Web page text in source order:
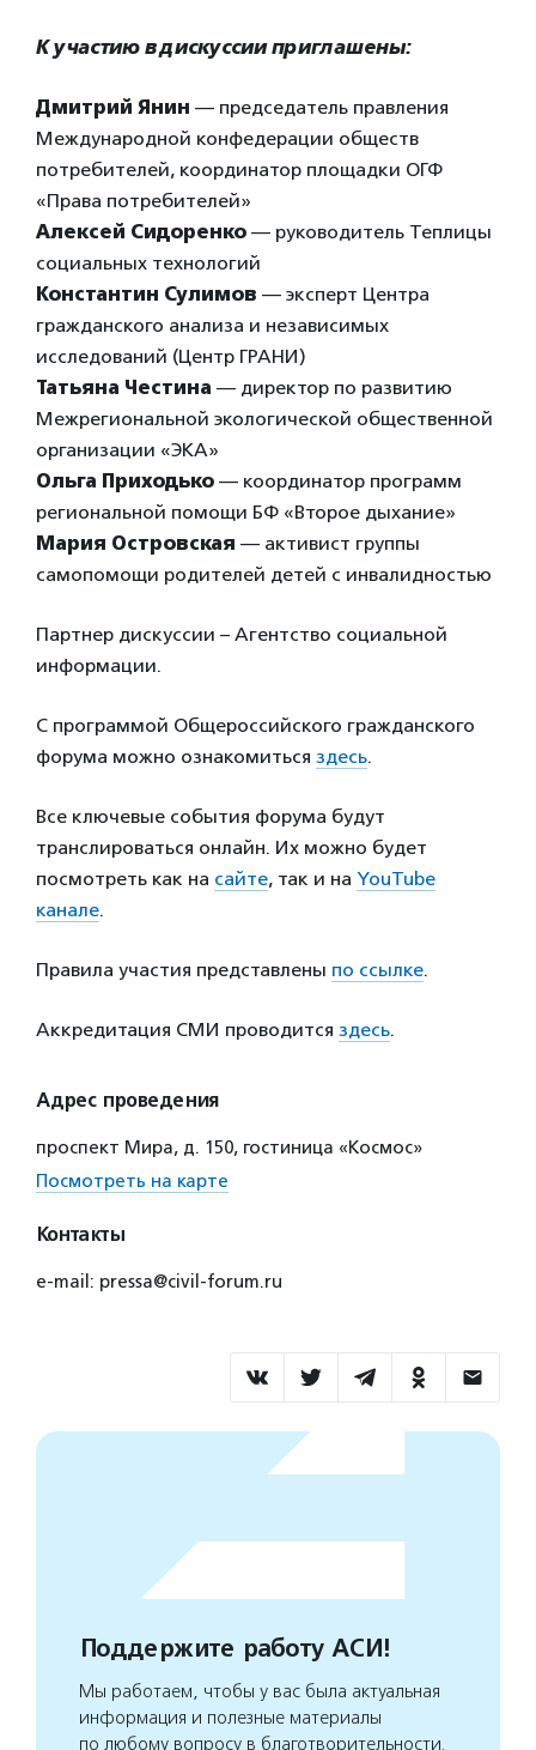
К участию в дискуссии приглашены:
Дмитрий Янин — председатель правления
Международной конфедерации обществ
потребителей, координатор площадки ОГФ
«Права потребителей»
Алексей Сидоренко — руководитель Теплицы
социальных технологий
Константин Сулимов — эксперт Центра
гражданского анализа и независимых
исследований (Центр ГРАНИ)
Татьяна Честина — директор по развитию
Межрегиональной экологической общественной
организации «ЭКА»
Ольга Приходько — координатор программ
региональной помощи БФ «Второе дыхание»
Мария Островская — активист группы
самопомощи родителей детей с инвалидностью
Партнер дискуссии – Агентство социальной
информации.
С программой Общероссийского гражданского
форума можно ознакомиться здесь.
Все ключевые события форума будут
транслироваться онлайн. Их можно будет
посмотреть как на сайте, так и на YouTube
канале.
Правила участия представлены по ссылке.
Аккредитация СМИ проводится здесь.
Адрес проведения
проспект Мира, д. 150, гостиница «Космос»
Посмотреть на карте
Контакты
e-mail: pressa@civil-forum.ru
Поддержите работу АСИ!
Мы работаем, чтобы у вас была актуальная
информация и полезные материалы
по любому вопросу в благотворительности.